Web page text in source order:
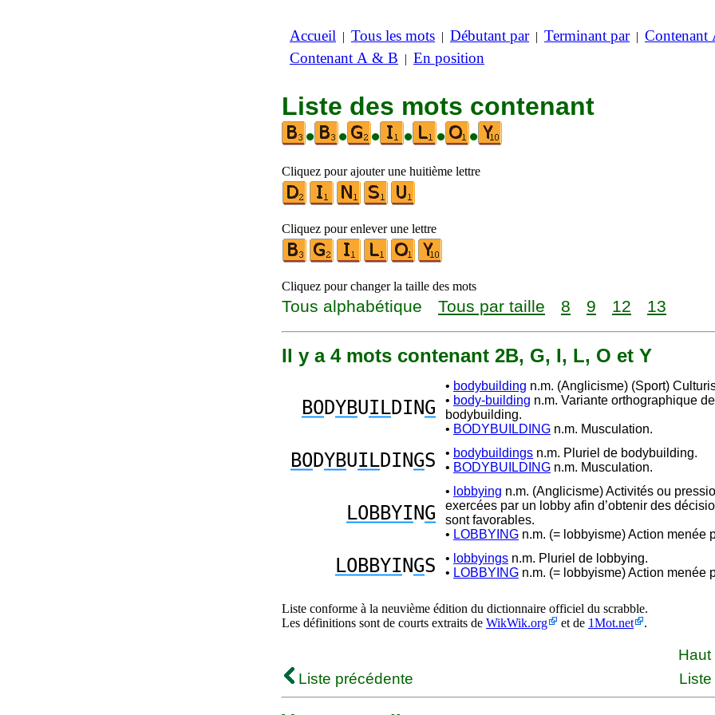
Accueil | Tous les mots | Débutant par| Terminant par| Contenant
Contenant A & B | En position
Liste des mots contenant
•
• • • • •
Cliquez pour ajouter une huitième lettre
Cliquez pour enlever une lettre
Cliquez pour changer la taille des mots
Tous alphabétique Tous par taille 8 9 12 13
Il y a 4 mots contenant 2B, G, I, L, O et Y
BODYBUILDING
• bodybuilding n.m. (Anglicisme) (Sport)
• body-building n.m. Variante orthographique de
bodybuilding.
• BODYBUILDING n.m. Musculation.
BODYBUILDINGS • bodybuildings n.m. Pluriel de bodybuilding.
• BODYBUILDING n.m. Musculation.
LOBBYI NG
• lobbying n.m. (Anglicisme) Activités ou
exercées par un lobby afin d’obtenir des
sont favorables.
• LOBBYING n.m. (= lobbyisme) Action menée
LOBBYI NGS • lobbyings n.m. Pluriel de lobbying.
• LOBBYING n.m. (= lobbyisme) Action menée
Liste conforme à la neuvième édition du dictionnaire officiel du scrabble.
Les définitions sont de courts extraits de WikWik.org et de 1Mot.net .
Liste précédente